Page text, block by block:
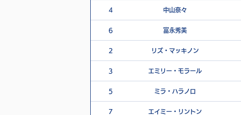
4 中山奈々
6 富永秀美
2 リズ・マッキノン
3 エミリー・モラール
5 ミラ・ハラノロ
7 エイミー・リントン